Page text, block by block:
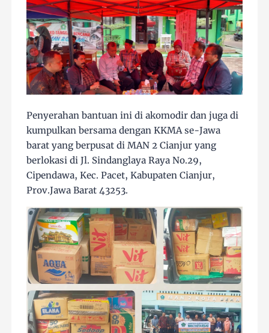
Penyerahan bantuan ini di akomodir dan juga di
kumpulkan bersama dengan KKMA se-Jawa
barat yang berpusat di MAN 2 Cianjur yang
berlokasi di Jl. Sindanglaya Raya No.29,
Cipendawa, Kec. Pacet, Kabupaten Cianjur,
Prov.Jawa Barat 43253.